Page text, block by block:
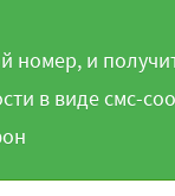
номер, и
в виде смс-